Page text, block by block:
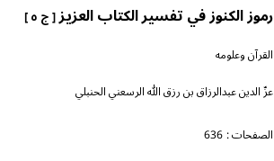
رموز الكنوز في تفسير الكتاب العزيز[ ج ٥ ]
القرآن وعلومه
عزّ الدين عبدالرزاق بن رزق الله الرسعني الحنبلي
الصفحات : 636